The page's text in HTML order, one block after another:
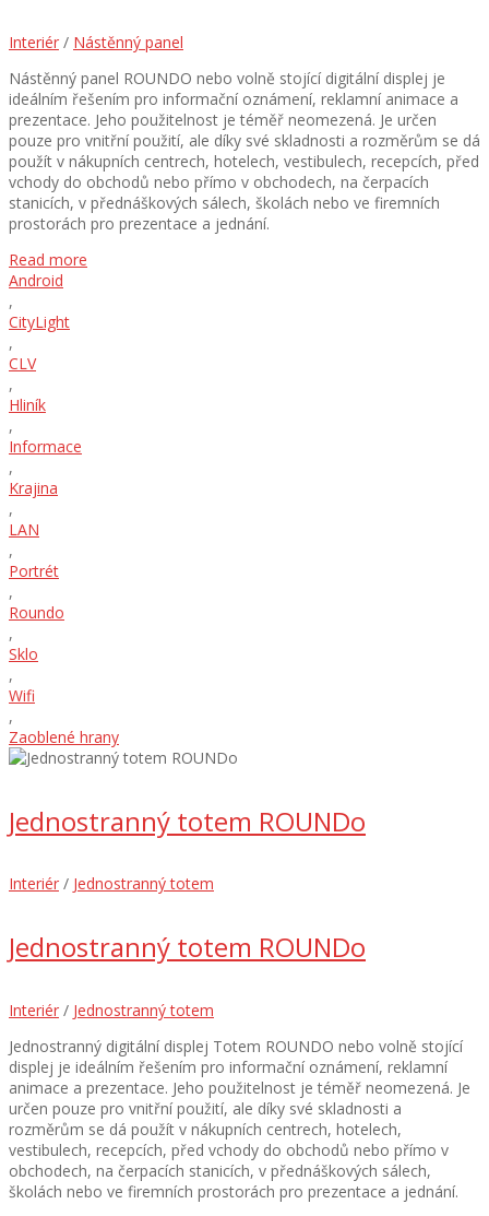
Interiér / Nástěnný panel
Nástěnný panel ROUNDO nebo volně stojící digitální displej je
ideálním řešením pro informační oznámení, reklamní animace a
prezentace. Jeho použitelnost je téměř neomezená. Je určen
pouze pro vnitřní použití, ale díky své skladnosti a rozměrům se dá
použít v nákupních centrech, hotelech, vestibulech, recepcích, před
vchody do obchodů nebo přímo v obchodech, na čerpacích
stanicích, v přednáškových sálech, školách nebo ve firemních
prostorách pro prezentace a jednání.
Read more
Android
,
CityLight
,
CLV
,
Hliník
,
Informace
,
Krajina
,
LAN
,
Portrét
,
Roundo
,
Sklo
,
Wifi
,
Zaoblené hrany
Jednostranný totem ROUNDo
Interiér / Jednostranný totem
Jednostranný totem ROUNDo
Interiér / Jednostranný totem
Jednostranný digitální displej Totem ROUNDO nebo volně stojící
displej je ideálním řešením pro informační oznámení, reklamní
animace a prezentace. Jeho použitelnost je téměř neomezená. Je
určen pouze pro vnitřní použití, ale díky své skladnosti a
rozměrům se dá použít v nákupních centrech, hotelech,
vestibulech, recepcích, před vchody do obchodů nebo přímo v
obchodech, na čerpacích stanicích, v přednáškových sálech,
školách nebo ve firemních prostorách pro prezentace a jednání.